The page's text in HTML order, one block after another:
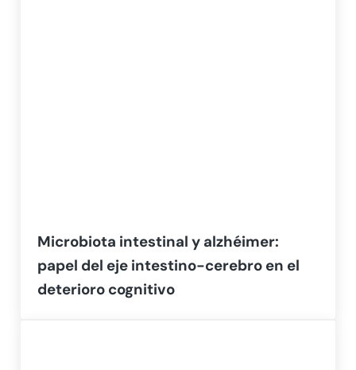
Microbiota intestinal y alzhéimer:
papel del eje intestino-cerebro en el
deterioro cognitivo